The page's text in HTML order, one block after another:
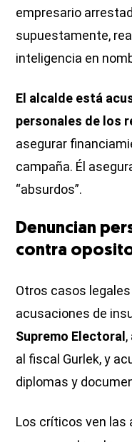
empresario
supuestamente,
inteligencia en
El alcalde está
personales de los
asegurar
campaña. Él
“absurdos”.
Denuncian
contra
Otros casos
acusaciones de
Supremo Electoral
al fiscal Gurlek, y
diplomas y
Los críticos ven las